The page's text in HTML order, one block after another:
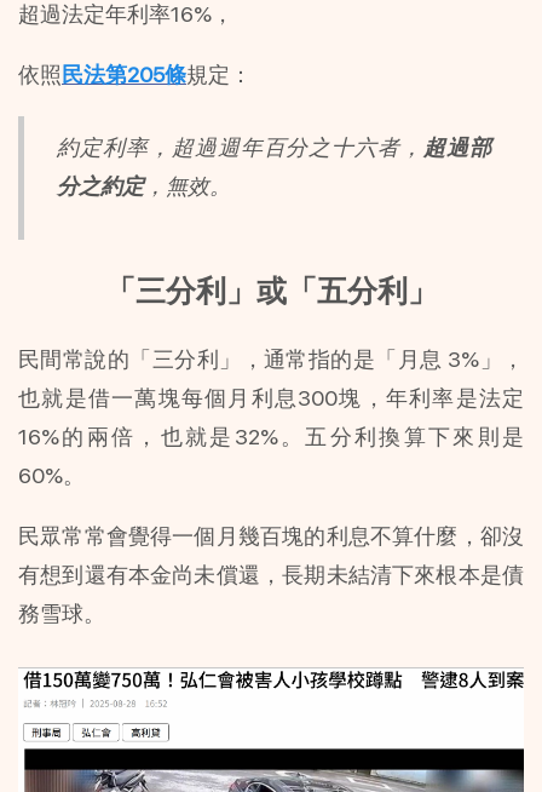
超過法定年利率16%，
依照民法第205條規定：
約定利率，超過週年百分之十六者， 超過部
分之約定，無效。
「三分利」或「五分利」
民間常說的「三分利」，通常指的是「月息 3%」，
也就是借一萬塊每個月利息300塊，年利率是法定
16%的兩倍，也就是32%。五分利換算下來則是
60%。
民眾常常會覺得一個月幾百塊的利息不算什麼，卻沒
有想到還有本金尚未償還，長期未結清下來根本是債
務雪球。